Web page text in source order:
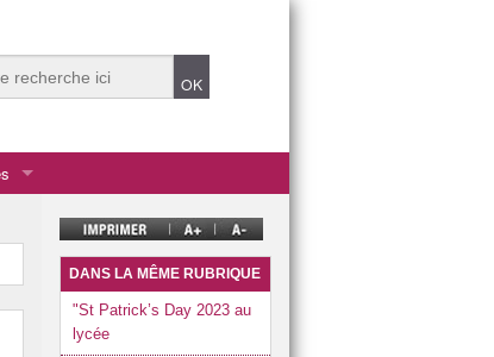
politiques.
DANS LA MÊME RUBRIQUE
"St Patrick’s Day 2023 au
lycée